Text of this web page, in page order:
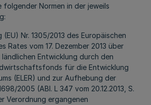
folgender Normen in der jeweils
Nr. 1305/2013 des Europäischen
Rates vom 17. Dezember 2013 über
Entwicklung durch den
für die Entwicklung
(ELER) und zur Aufhebung der
2005 (ABl. L 347 vom 20.12.2013, S.
Verordnung ergangenen